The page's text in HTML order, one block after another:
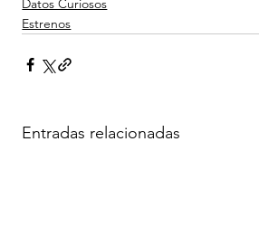
Datos Curiosos
Estrenos
Entradas relacionadas